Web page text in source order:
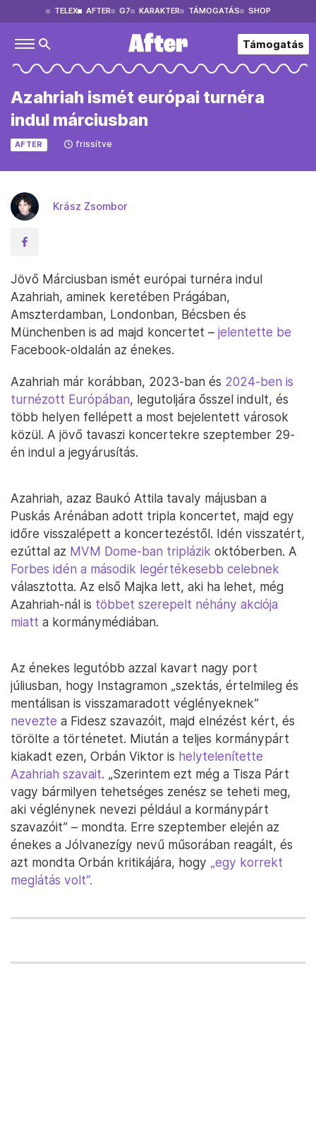
TELEX AFTER G7 KARAKTER TÁMOGATÁS SHOP
Támogatás
Azahriah ismét európai turnéra
indul márciusban
AFTER frissítve
Krász Zsombor
Jövő Márciusban ismét európai turnéra indul
Azahriah, aminek keretében Prágában,
Amszterdamban, Londonban, Bécsben és
Münchenben is ad majd koncertet – jelentette be
Facebook-oldalán az énekes.
Azahriah már korábban, 2023-ban és 2024-ben is
turnézott Európában, legutoljára ősszel indult, és
több helyen fellépett a most bejelentett városok
közül. A jövő tavaszi koncertekre szeptember 29-
én indul a jegyárusítás.
Azahriah, azaz Baukó Attila tavaly májusban a
Puskás Arénában adott tripla koncertet, majd egy
időre visszalépett a koncertezéstől. Idén visszatért,
ezúttal az MVM Dome-ban triplázik októberben. A
Forbes idén a második legértékesebb celebnek
választotta. Az első Majka lett, aki ha lehet, még
Azahriah-nál is többet szerepelt néhány akciója
miatt a kormánymédiában.
Az énekes legutóbb azzal kavart nagy port
júliusban, hogy Instagramon „szektás, értelmileg és
mentálisan is visszamaradott véglényeknek”
nevezte a Fidesz szavazóit, majd elnézést kért, és
törölte a történetet. Miután a teljes kormánypárt
kiakadt ezen, Orbán Viktor is helytelenítette
Azahriah szavait. „Szerintem ezt még a Tisza Párt
vagy bármilyen tehetséges zenész se teheti meg,
aki véglénynek nevezi például a kormánypárt
szavazóit” – mondta. Erre szeptember elején az
énekes a Jólvanezígy nevű műsorában reagált, és
azt mondta Orbán kritikájára, hogy „egy korrekt
meglátás volt”.